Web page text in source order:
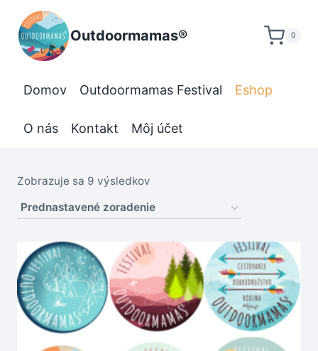
content
Outdoormamas® 0
Domov Outdoormamas Festival Eshop
O nás Kontakt Môj účet
Zobrazuje sa 9 výsledkov